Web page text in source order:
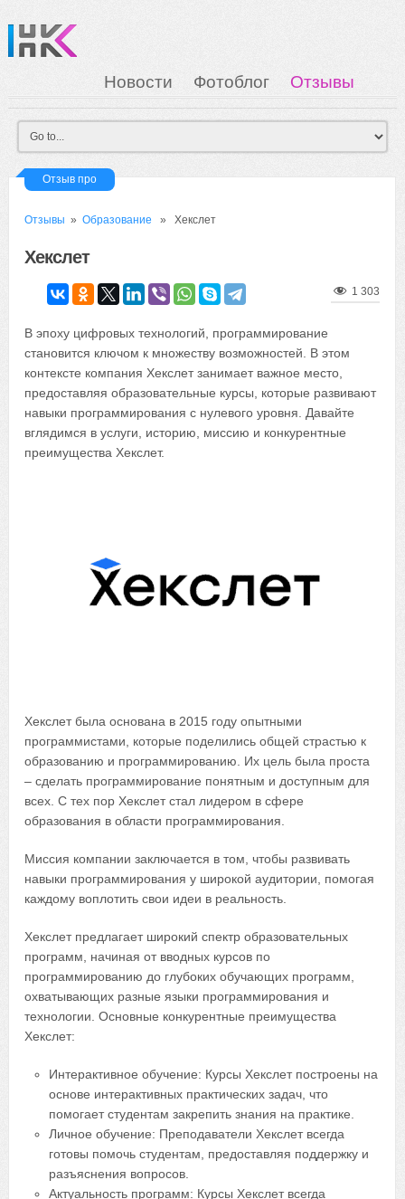
Новости Фотоблог
Отзывы
Загрузка
Мои Картинки Вход
Отзыв про
Отзывы »Образование » Хекслет
Хекслет
1 303
В эпоху цифровых технологий, программирование
становится ключом к множеству возможностей. В этом
контексте компания Хекслет занимает важное место,
предоставляя образовательные курсы, которые развивают
навыки программирования с нулевого уровня. Давайте
вглядимся в услуги, историю, миссию и конкурентные
преимущества Хекслет.
Хекслет была основана в 2015 году опытными
программистами, которые поделились общей страстью к
образованию и программированию. Их цель была проста
– сделать программирование понятным и доступным для
всех. С тех пор Хекслет стал лидером в сфере
образования в области программирования.
Миссия компании заключается в том, чтобы развивать
навыки программирования у широкой аудитории, помогая
каждому воплотить свои идеи в реальность.
Хекслет предлагает широкий спектр образовательных
программ, начиная от вводных курсов по
программированию до глубоких обучающих программ,
охватывающих разные языки программирования и
технологии. Основные конкурентные преимущества
Хекслет:
Интерактивное обучение: Курсы Хекслет построены на
основе интерактивных практических задач, что
помогает студентам закрепить знания на практике.
Личное обучение: Преподаватели Хекслет всегда
готовы помочь студентам, предоставляя поддержку и
разъяснения вопросов.
Актуальность программ: Курсы Хекслет всегда